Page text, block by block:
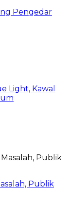
Pengedar
Light, Kawal
Publik